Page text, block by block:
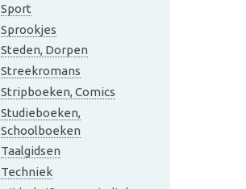
Sport
Sprookjes
Steden, Dorpen
Streekromans
Stripboeken, Comics
Studieboeken,
Schoolboeken
Taalgidsen
Techniek